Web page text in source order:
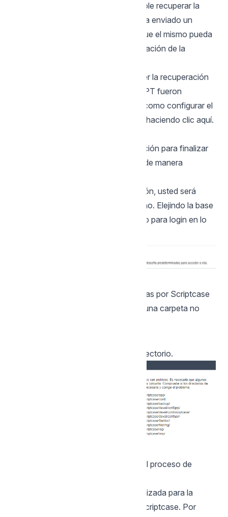
Al hacer clic en esta opción, es posible recuperar la
contraseña del usuario utilizado. Sera enviado un
correo electrónico al usuario, para que el mismo pueda
tener acceso a los pasos de recuperación de la
IMPORTANTE: Solo es posible hacer la recuperación
de la contraseña si los datos del SMPT fueron
configuradas. Para tener en cuenta como configurar el
SMTP, mira nuestra documentación haciendo clic aquí.
Siga los pasos indicados a continuación para finalizar
la instalación manual del Scriptcase de manera
NOTA: Seleccionando esta instalación, usted será
responsable por configurar su entorno. Elejindo la base
de datos de la instalación y lo usuario para login en lo
1- Comprobe si las carpetas requeridas por Scriptcase
tienen los permisos correctos. Si alguna carpeta no
, debes corregir el permiso de ese directorio.
Haz clic en avanzar para continuar el proceso de
2 - Elija la base de datos que será utilizada para la
instalación de la base de datos del Scriptcase. Por